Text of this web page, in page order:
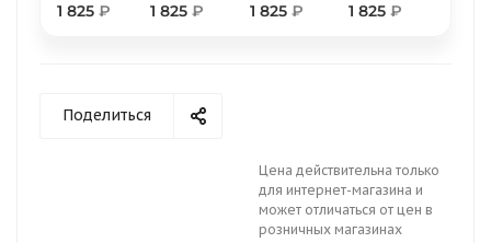
1 825 ₽ 1 825₽ 1 825 ₽ 1 825 ₽
Поделиться
Цена действительна только
для интернет-магазина и
может отличаться от цен в
розничных магазинах